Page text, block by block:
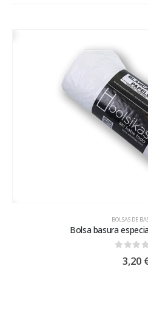
BOLSAS DE
Bolsa basura
3,20